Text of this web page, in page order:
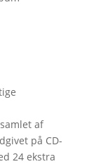
af
på CD-
24 ekstra